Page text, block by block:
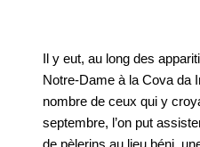
Il y eut, au long des
Notre-Dame à la Cova da
nombre de ceux qui y
septembre, l’on put
de pèlerins au lieu béni,